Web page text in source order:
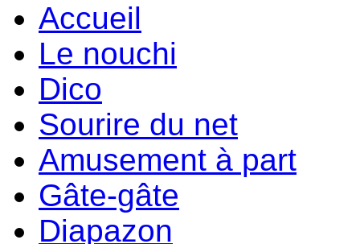
Accueil
Le nouchi
Dico
Sourire du net
Amusement à part
Gâte-gâte
Diapazon